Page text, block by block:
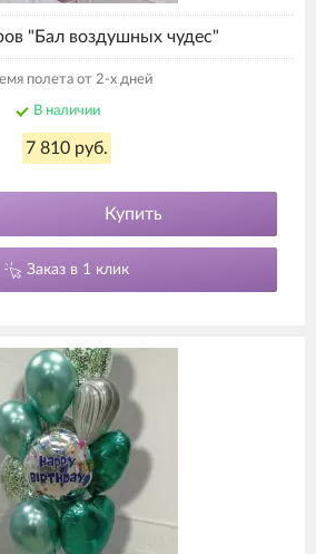
"Бал воздушных чудес"
полета от 2-х дней
В наличии
7 810 руб.
Купить
Заказ в 1 клик